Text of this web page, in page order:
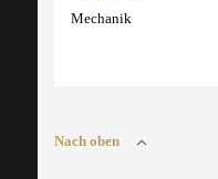
Mechanik
Nach oben